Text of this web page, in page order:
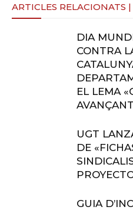
ARTICLES RELACIONATS |
DIA
CONTRA
EL LEMA
UGT
DE
GUIA